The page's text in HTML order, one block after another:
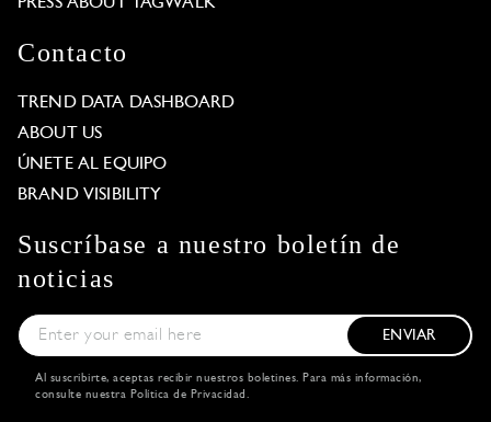
Contacto
TREND DATA DASHBOARD
ABOUT US
ÚNETE AL EQUIPO
BRAND VISIBILITY
Suscríbase a nuestro boletín de
noticias
ENVIAR
Al suscribirte, aceptas recibir nuestros boletines. Para más información,
consulte nuestra Política de Privacidad .